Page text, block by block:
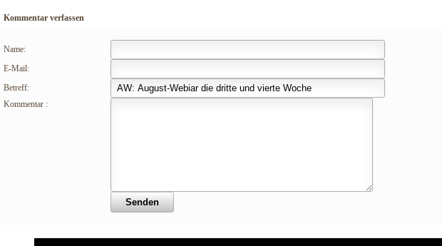
Kommentar verfassen
Name:
E-Mail:
Betreff:
Kommentar :